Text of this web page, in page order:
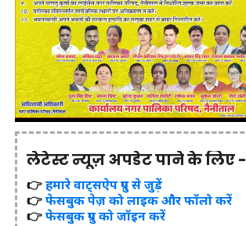
लेटेस्ट न्यूज़ अपडेट पाने के लिए -
👉हमारे वाट्सऐप ग्रुप से जुड़ें
👉फेसबुक पेज़ को लाइक और फॉलो करें
👉फेसबुक ग्रुप को जॉइन करें